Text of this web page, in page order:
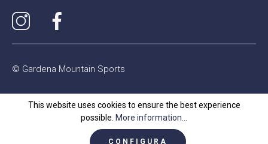
© Gardena Mountain Sports
This website uses cookies to ensure the best experience
possible. More information...
CONFIGURA